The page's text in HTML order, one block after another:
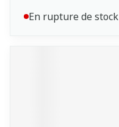
En rupture de stock